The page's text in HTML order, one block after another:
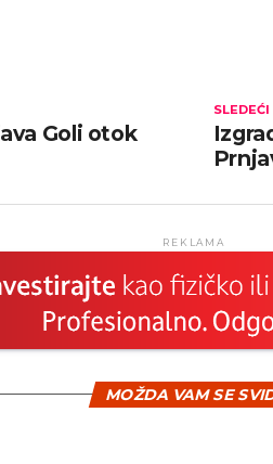
SLEDEĆI
Goli otok
REKLAMA
MOŽDA VAM SE